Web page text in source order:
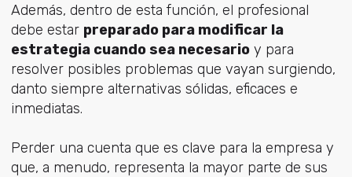
Además, dentro de esta función, el profesional
debe estar preparado para modificar la
estrategia cuando sea necesarioy para
resolver posibles problemas que vayan surgiendo,
danto siempre alternativas sólidas, eficaces e
inmediatas.
Perder una cuenta que es clave para la empresa y
que, a menudo, representa la mayor parte de sus